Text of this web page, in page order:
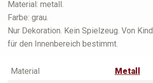
Material: metall.
Farbe: grau.
Nur Dekoration. Kein Spielzeug. Von
für den Innenbereich bestimmt.
Material
Metall